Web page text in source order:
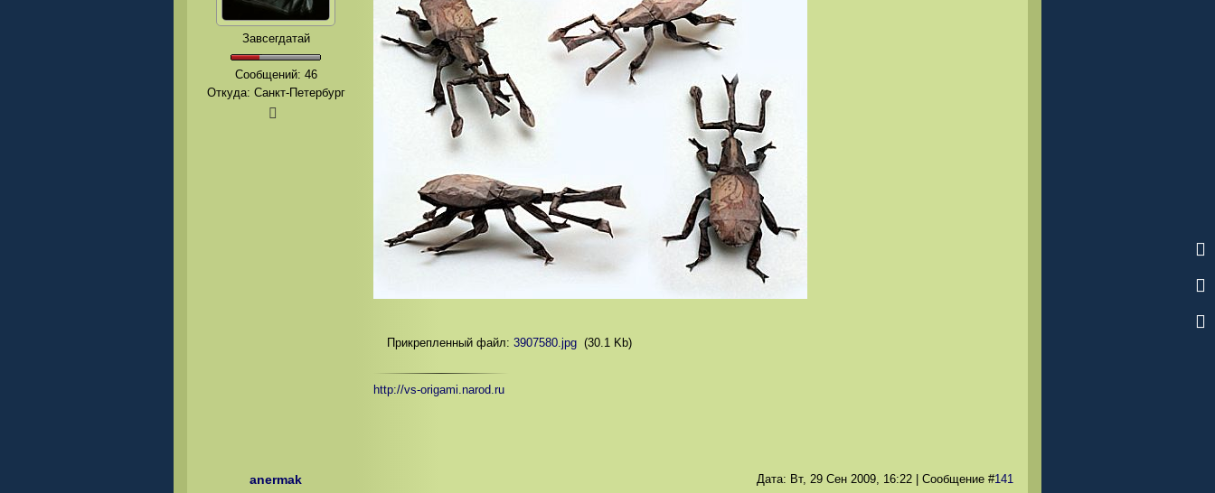
Завсегдатай
Сообщений: 46
Откуда: Санкт-Петербург
Прикрепленный файл: 3907580.jpg (30.1 Kb)
http://vs-origami.narod.ru
anermak Дата: Вт, 29 Сен 2009, 16:22| Сообщение #141